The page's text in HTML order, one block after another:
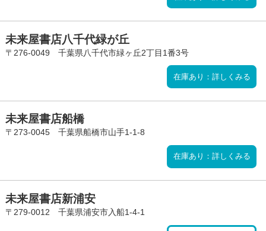
未来屋書店八千代緑が丘
〒276-0049 千葉県八千代市緑ヶ丘2丁目1番3号
在庫あり：詳しくみる
未来屋書店船橋
〒273-0045 千葉県船橋市山手1-1-8
在庫あり：詳しくみる
未来屋書店新浦安
〒279-0012 千葉県浦安市入船1-4-1